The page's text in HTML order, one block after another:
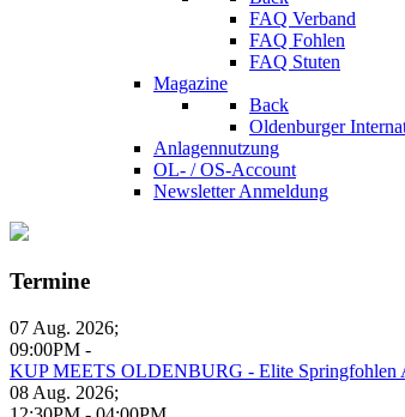
FAQ Verband
FAQ Fohlen
FAQ Stuten
Magazine
Back
Oldenburger
Anlagennutzung
OL- / OS-Account
Newsletter Anmeldung
Termine
07 Aug. 2026;
09:00PM -
KUP MEETS OLDENBURG - Elite Springfohlen
08 Aug. 2026;